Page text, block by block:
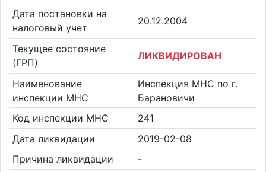
Дата постановки на
налоговый учет
20.12.2004
Текущее состояние
(ГРП)
ЛИКВИДИРОВАН
Наименование
инспекции МНС
Инспекция МНС по г.
Барановичи
Код инспекции МНС
241
Дата ликвидации
2019-02-08
Причина ликвидации
-